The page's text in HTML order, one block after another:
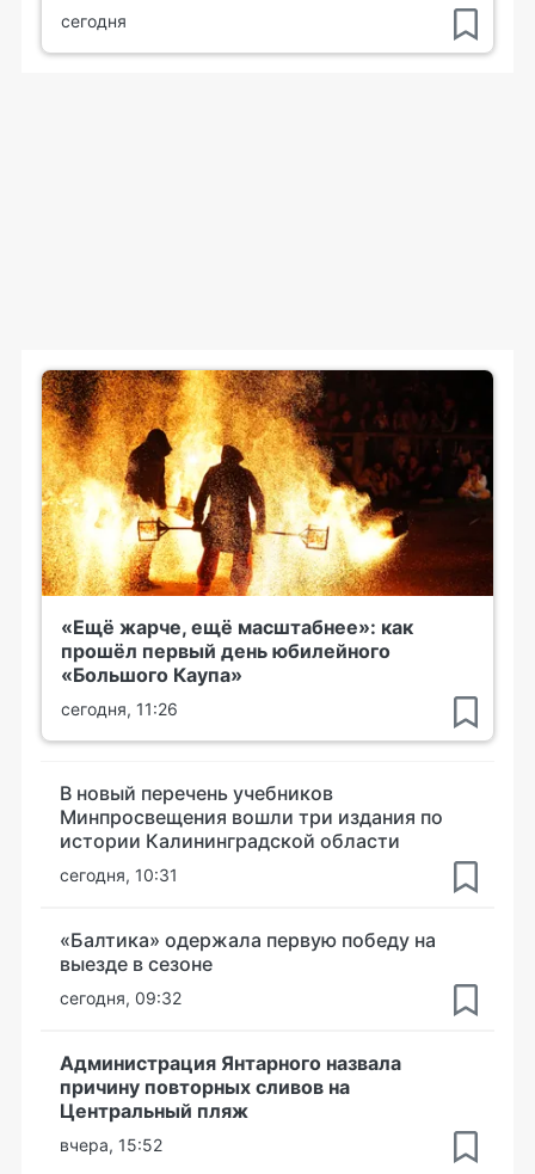
сегодня
«Ещё жарче, ещё масштабнее»: как
прошёл первый день юбилейного
«Большого Каупа»
сегодня, 11:26
В новый перечень учебников
Минпросвещения вошли три издания по
истории Калининградской области
сегодня, 10:31
«Балтика» одержала первую победу на
выезде в сезоне
сегодня, 09:32
Администрация Янтарного назвала
причину повторных сливов на
Центральный пляж
вчера, 15:52